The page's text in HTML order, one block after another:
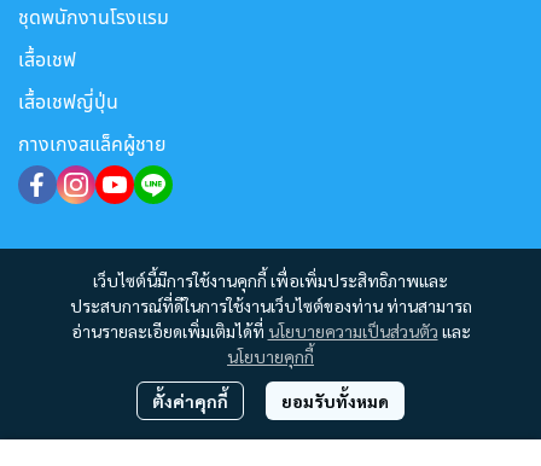
เว็บไซต์นี้มีการใช้งานคุกกี้ เพื่อเพิ่มประสิทธิภาพและ
ประสบการณ์ที่ดีในการใช้งานเว็บไซต์ของท่าน ท่านสามารถ
อ่านรายละเอียดเพิ่มเติมได้ที่ นโยบายความเป็นส่วนตัว และ
นโยบายคุกกี้
ตั้งค่าคุกกี้ ยอมรับทั้งหมด
ชุดพนักงานโรงแรม
เสื้อเชฟ
เสื้อเชฟญี่ปุ่น
กางเกงสแล็คผู้ชาย